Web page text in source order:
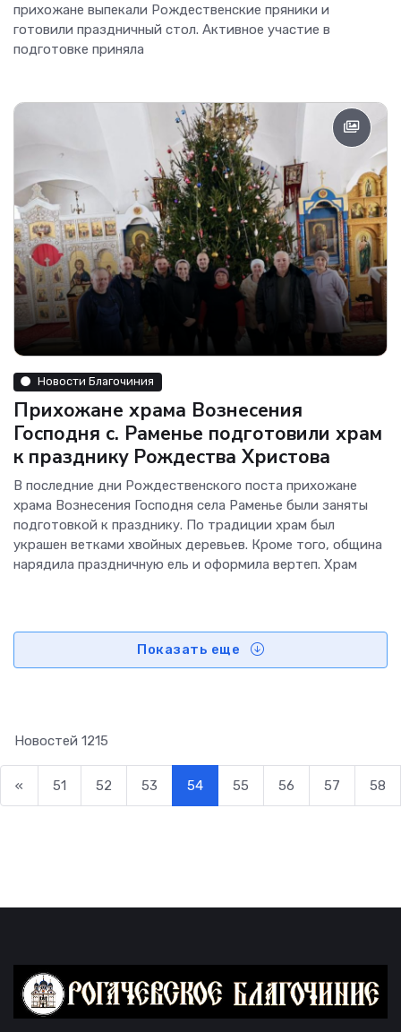
прихожане выпекали Рождественские пряники и
готовили праздничный стол. Активное участие в
подготовке приняла
Новости Благочиния
Прихожане храма Вознесения
Господня с. Раменье подготовили храм
к празднику Рождества Христова
В последние дни Рождественского поста прихожане
храма Вознесения Господня села Раменье были заняты
подготовкой к празднику. По традиции храм был
украшен ветками хвойных деревьев. Кроме того, община
нарядила праздничную ель и оформила вертеп. Храм
Показать еще
Новостей 1215
« 51 52 53 54 55 56 57 58